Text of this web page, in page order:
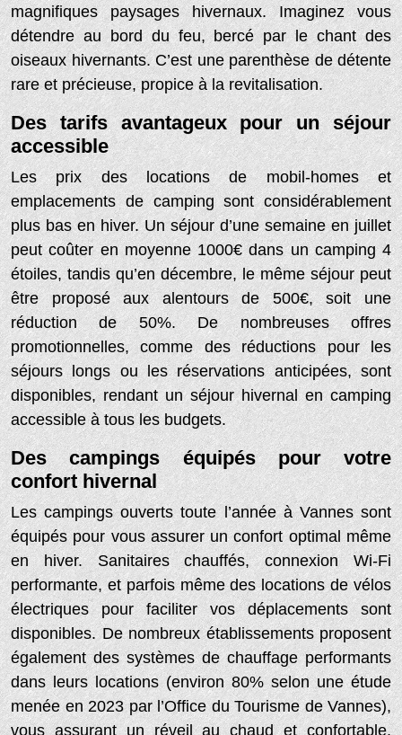
magnifiques paysages hivernaux. Imaginez vous
détendre au bord du feu, bercé par le chant des
oiseaux hivernants. C’est une parenthèse de détente
rare et précieuse, propice à la revitalisation.
Des tarifs avantageux pour un séjour
accessible
Les prix des locations de mobil-homes et
emplacements de camping sont considérablement
plus bas en hiver. Un séjour d’une semaine en juillet
peut coûter en moyenne 1000€ dans un camping 4
étoiles, tandis qu’en décembre, le même séjour peut
être proposé aux alentours de 500€, soit une
réduction de 50%. De nombreuses offres
promotionnelles, comme des réductions pour les
séjours longs ou les réservations anticipées, sont
disponibles, rendant un séjour hivernal en camping
accessible à tous les budgets.
Des campings équipés pour votre
confort hivernal
Les campings ouverts toute l’année à Vannes sont
équipés pour vous assurer un confort optimal même
en hiver. Sanitaires chauffés, connexion Wi-Fi
performante, et parfois même des locations de vélos
électriques pour faciliter vos déplacements sont
disponibles. De nombreux établissements proposent
également des systèmes de chauffage performants
dans leurs locations (environ 80% selon une étude
menée en 2023 par l’Office du Tourisme de Vannes),
vous assurant un réveil au chaud et confortable,